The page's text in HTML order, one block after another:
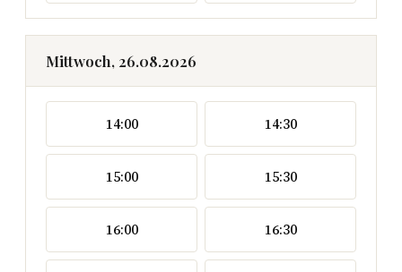
Mittwoch, 26.08.2026
14:00 14:30
15:00 15:30
16:00 16:30